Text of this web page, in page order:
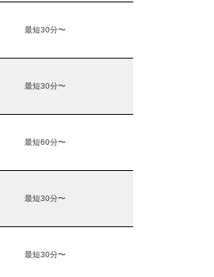
最短30分〜
最短30分〜
最短60分〜
最短30分〜
最短30分〜